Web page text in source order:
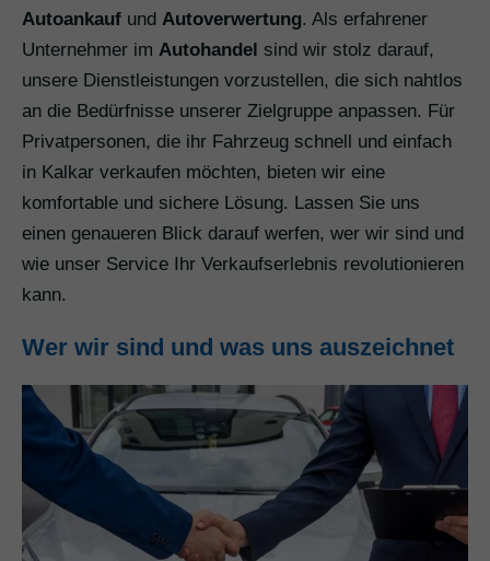
Autoankauf und Autoverwertung. Als erfahrener
Unternehmer im Autohandel sind wir stolz darauf,
unsere Dienstleistungen vorzustellen, die sich nahtlos
an die Bedürfnisse unserer Zielgruppe anpassen. Für
Privatpersonen, die ihr Fahrzeug schnell und einfach
in Kalkar verkaufen möchten, bieten wir eine
komfortable und sichere Lösung. Lassen Sie uns
einen genaueren Blick darauf werfen, wer wir sind und
wie unser Service Ihr Verkaufserlebnis revolutionieren
kann.
Wer wir sind und was uns auszeichnet